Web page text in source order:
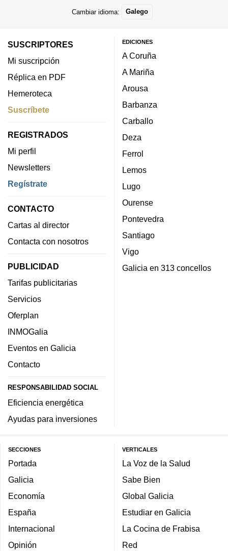
Cambiar idioma: Galego
SUSCRIPTORES
Mi suscripción
Réplica en PDF
Hemeroteca
Suscríbete
REGISTRADOS
Mi perfil
Newsletters
Regístrate
CONTACTO
Cartas al director
Contacta con nosotros
PUBLICIDAD
Tarifas publicitarias
Servicios
Oferplan
INMOGalia
Eventos en Galicia
Contacto
RESPONSABILIDAD SOCIAL
Eficiencia energética
Ayudas para inversiones
EDICIONES
A Coruña
A Mariña
Arousa
Barbanza
Carballo
Deza
Ferrol
Lemos
Lugo
Ourense
Pontevedra
Santiago
Vigo
Galicia en 313 concellos
SECCIONES
Portada
Galicia
Economía
España
Internacional
Opinión
VERTICALES
La Voz de la Salud
Sabe Bien
Global Galicia
Estudiar en Galicia
La Cocina de Frabisa
Red